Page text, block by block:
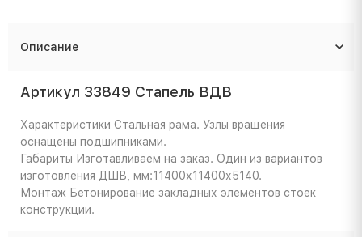
Описание
Артикул 33849 Стапель ВДВ
Характеристики Стальная рама. Узлы вращения
оснащены подшипниками.
Габариты Изготавливаем на заказ. Один из вариантов
изготовления ДШВ, мм:11400х11400х5140.
Монтаж Бетонирование закладных элементов стоек
конструкции.